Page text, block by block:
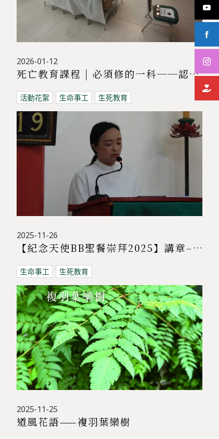
2026-01-12
死亡教育課程 | 必須修的一科──認識、體驗、了解死亡，與哀傷同行課程
活動花絮 生命事工 生死教育
2025-11-26
【紀念天使BB聖餐崇拜2025】講章–天使BB仍舊說話
生命事工 生死教育
2025-11-25
道風花語——複羽葉欒樹